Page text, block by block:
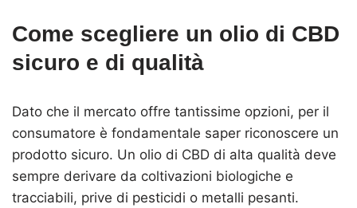
Come scegliere un olio di CBD
sicuro e di qualità
Dato che il mercato offre tantissime opzioni, per il
consumatore è fondamentale saper riconoscere un
prodotto sicuro. Un olio di CBD di alta qualità deve
sempre derivare da coltivazioni biologiche e
tracciabili, prive di pesticidi o metalli pesanti.